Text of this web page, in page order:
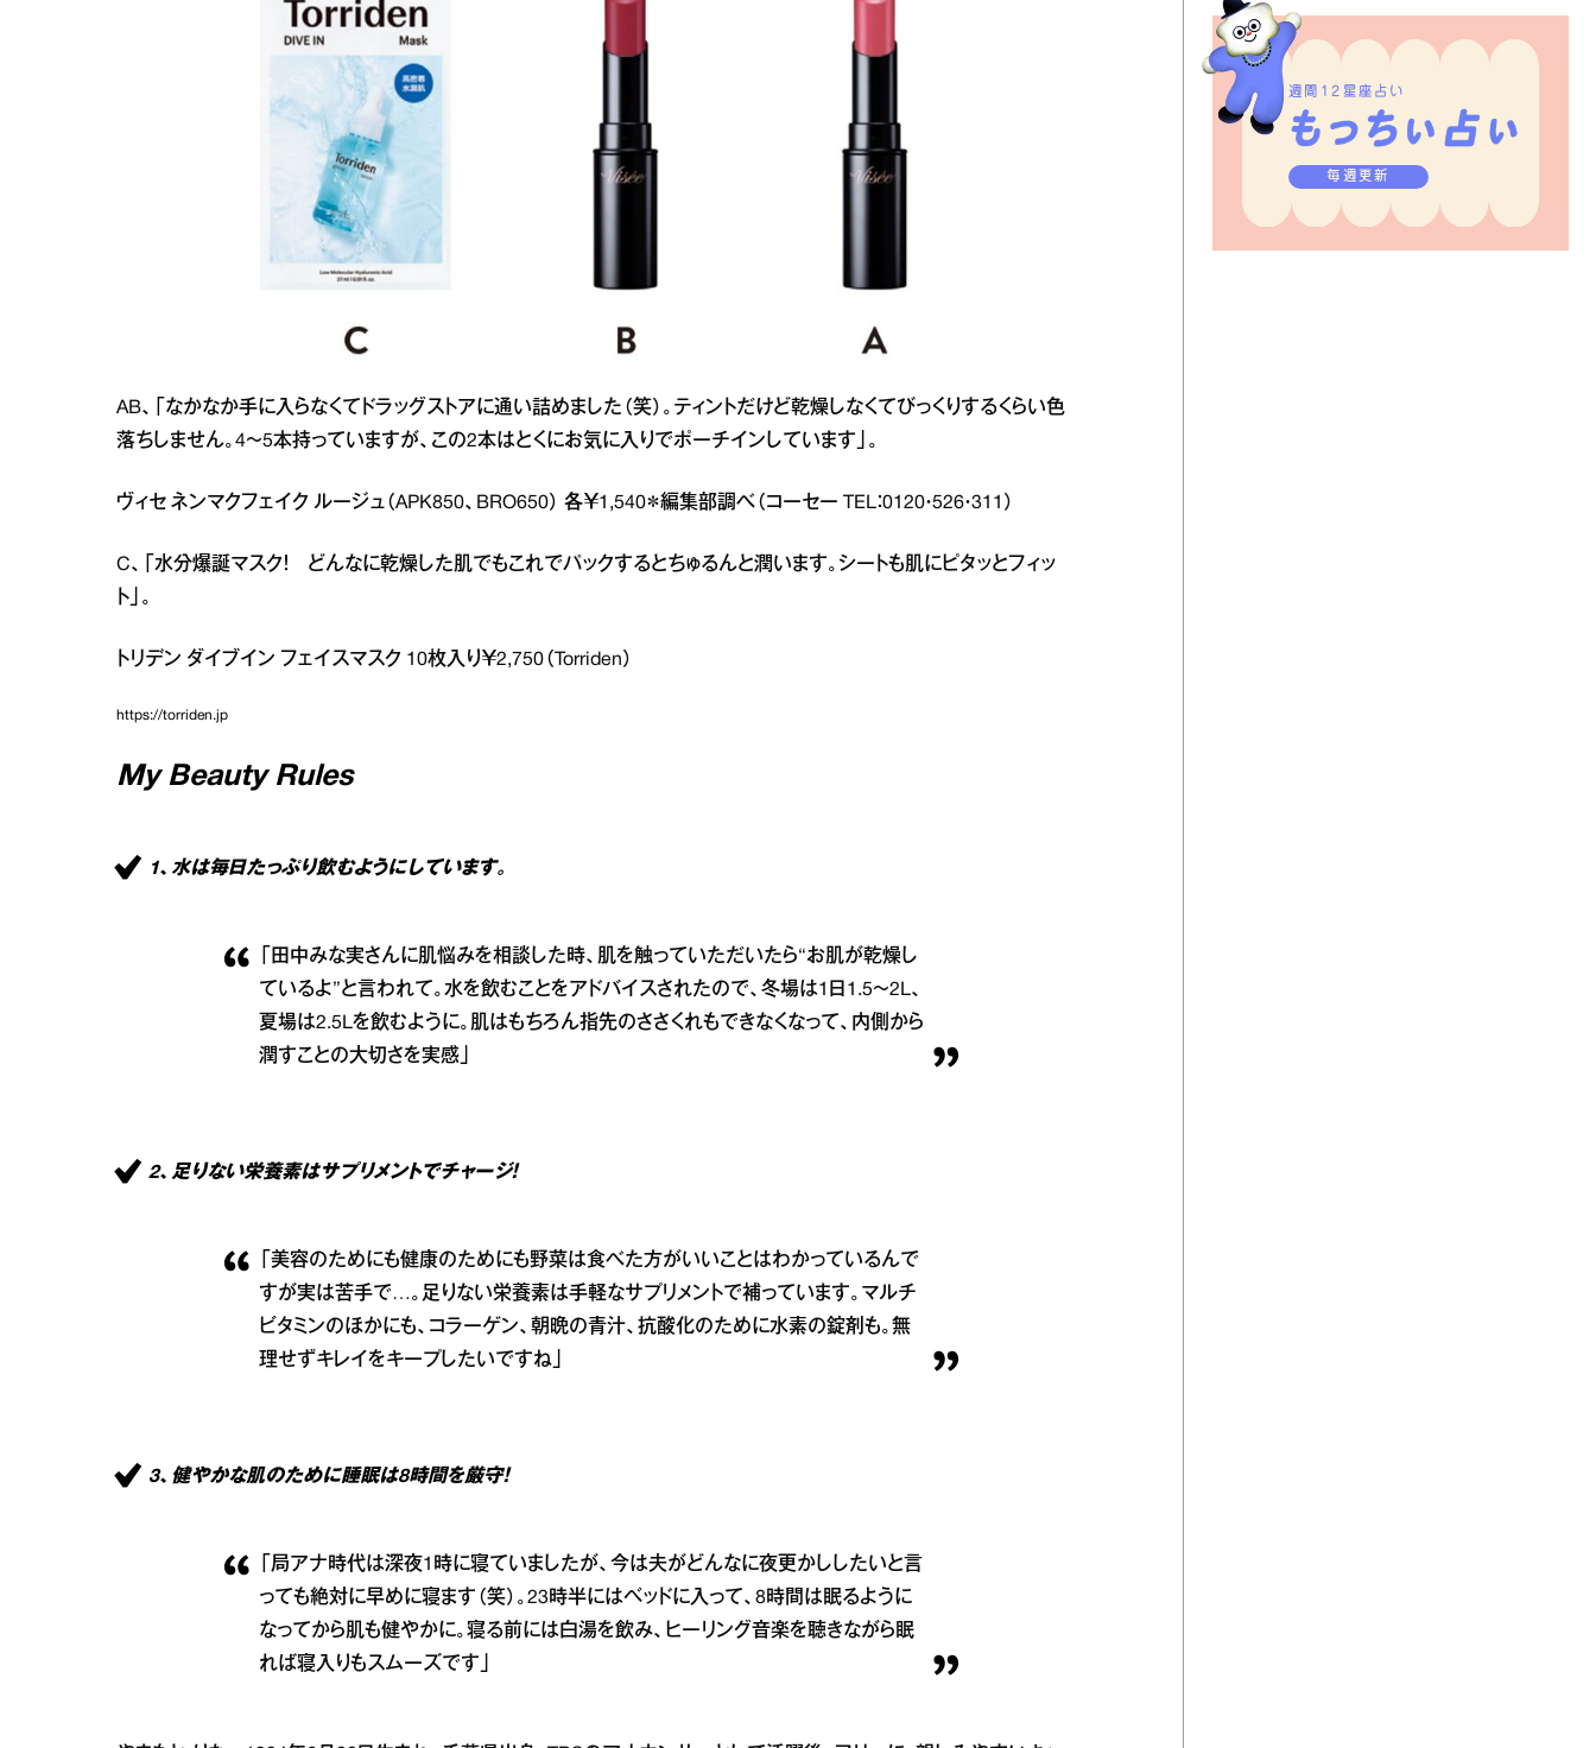
AB、「なかなか手に入らなくてドラッグストアに通い詰めました（笑）。ティントだけど乾燥しなくてびっくりするくらい色
落ちしません。4～5本持っていますが、この2本はとくにお気に入りでポーチインしています」。
ヴィセ ネンマクフェイク ルージュ（APK850、BRO650） 各￥1,540＊編集部調べ（コーセー TEL：0120・526・311）
C、「水分爆誕マスク！ どんなに乾燥した肌でもこれでパックするとちゅるんと潤います。シートも肌にピタッとフィッ
ト」。
トリデン ダイブイン フェイスマスク 10枚入り￥2,750（Torriden）
https://torriden.jp
My Beauty Rules
1、水は毎日たっぷり飲むようにしています。
「田中みな実さんに肌悩みを相談した時、肌を触っていただいたら“お肌が乾燥し
ているよ”と言われて。水を飲むことをアドバイスされたので、冬場は1日1.5～2L、
夏場は2.5Lを飲むように。肌はもちろん指先のささくれもできなくなって、内側から
潤すことの大切さを実感」
2、足りない栄養素はサプリメントでチャージ！
「美容のためにも健康のためにも野菜は食べた方がいいことはわかっているんで
すが実は苦手で…。足りない栄養素は手軽なサプリメントで補っています。マルチ
ビタミンのほかにも、コラーゲン、朝晩の青汁、抗酸化のために水素の錠剤も。無
理せずキレイをキープしたいですね」
3、健やかな肌のために睡眠は8時間を厳守！
「局アナ時代は深夜1時に寝ていましたが、今は夫がどんなに夜更かししたいと言
っても絶対に早めに寝ます（笑）。23時半にはベッドに入って、8時間は眠るように
なってから肌も健やかに。寝る前には白湯を飲み、ヒーリング音楽を聴きながら眠
れば寝入りもスムーズです」
週間12星座占い
毎週更新